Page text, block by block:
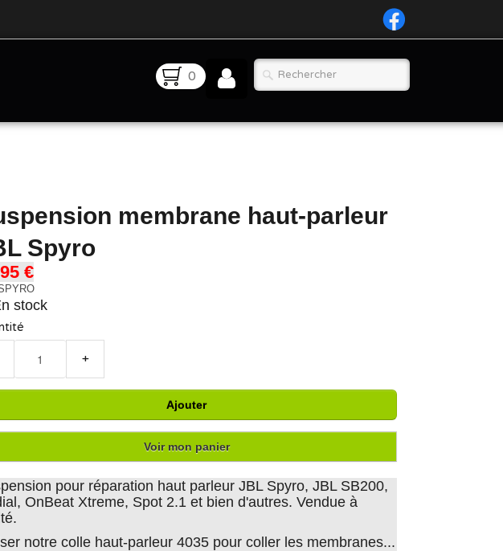
0
membrane haut-parleur
Spyro
€
stock
+
Ajouter
Voir mon panier
pour réparation haut parleur JBL Spyro, JBL SB200,
OnBeat Xtreme, Spot 2.1 et bien d'autres. Vendue à
notre colle haut-parleur 4035 pour coller les membranes...